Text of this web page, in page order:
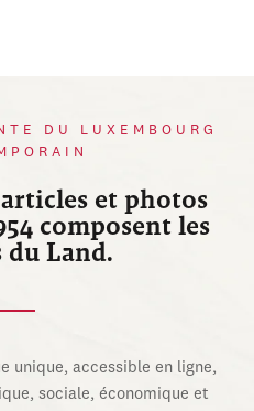
DU LUXEMBOURG
et photos
composent les
du Land.
unique, accessible en ligne,
sociale, économique et